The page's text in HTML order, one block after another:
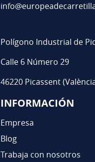
Polígono Industrial de
Calle 6 Número 29
46220 Picassent
INFORMACIÓN
Empresa
Blog
Trabaja con nosotros